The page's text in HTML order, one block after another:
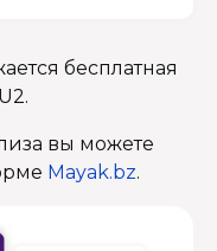
бесплатная
вы можете
Mayak.bz.